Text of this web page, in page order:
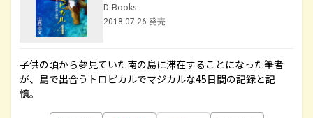
D-Books
2018.07.26 発売
子供の頃から夢見ていた南の島に滞在することになった筆者
が、島で出合うトロピカルでマジカルな45日間の記録と記
憶。